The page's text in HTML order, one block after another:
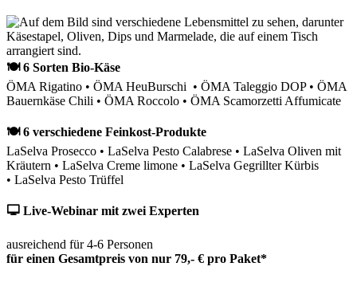
🍽 6 Sorten Bio-Käse
ÖMA Rigatino • ÖMA HeuBurschi • ÖMA Taleggio DOP • ÖMA
Bauernkäse Chili • ÖMA Roccolo • ÖMA Scamorzetti Affumicate
🍽 6 verschiedene Feinkost-Produkte
LaSelva Prosecco • LaSelva Pesto Calabrese • LaSelva Oliven mit
Kräutern • LaSelva Creme limone • LaSelva Gegrillter Kürbis
• LaSelva Pesto Trüffel
🖵 Live-Webinar mit zwei Experten
ausreichend für 4-6 Personen
für einen Gesamtpreis von nur 79,- € pro Paket*